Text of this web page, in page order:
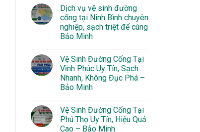
Dịch vụ vệ sinh đường
cống tại Ninh Bình chuyên
nghiệp, sạch triệt để cùng
Bảo Minh
Vệ Sinh Đường Cống Tại
Vĩnh Phúc Uy Tín, Sạch
Nhanh, Không Đục Phá –
Bảo Minh
Vệ Sinh Đường Cống Tại
Phú Thọ Uy Tín, Hiệu Quả
Cao – Bảo Minh